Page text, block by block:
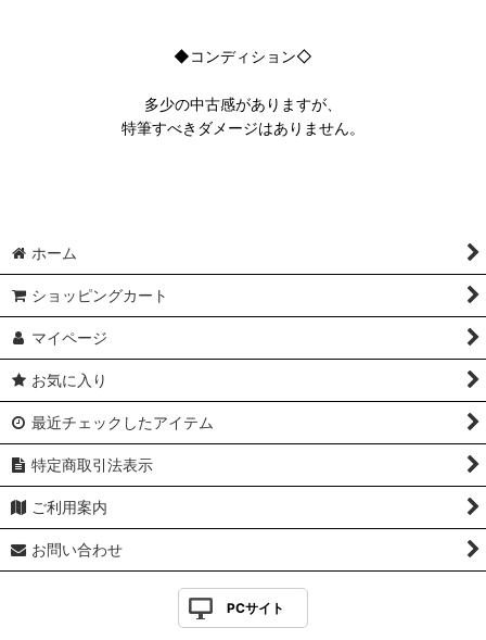
◆コンディション◇
多少の中古感がありますが、
特筆すべきダメージはありません。
ホーム
ショッピングカート
マイページ
お気に入り
最近チェックしたアイテム
特定商取引法表示
ご利用案内
お問い合わせ
PCサイト